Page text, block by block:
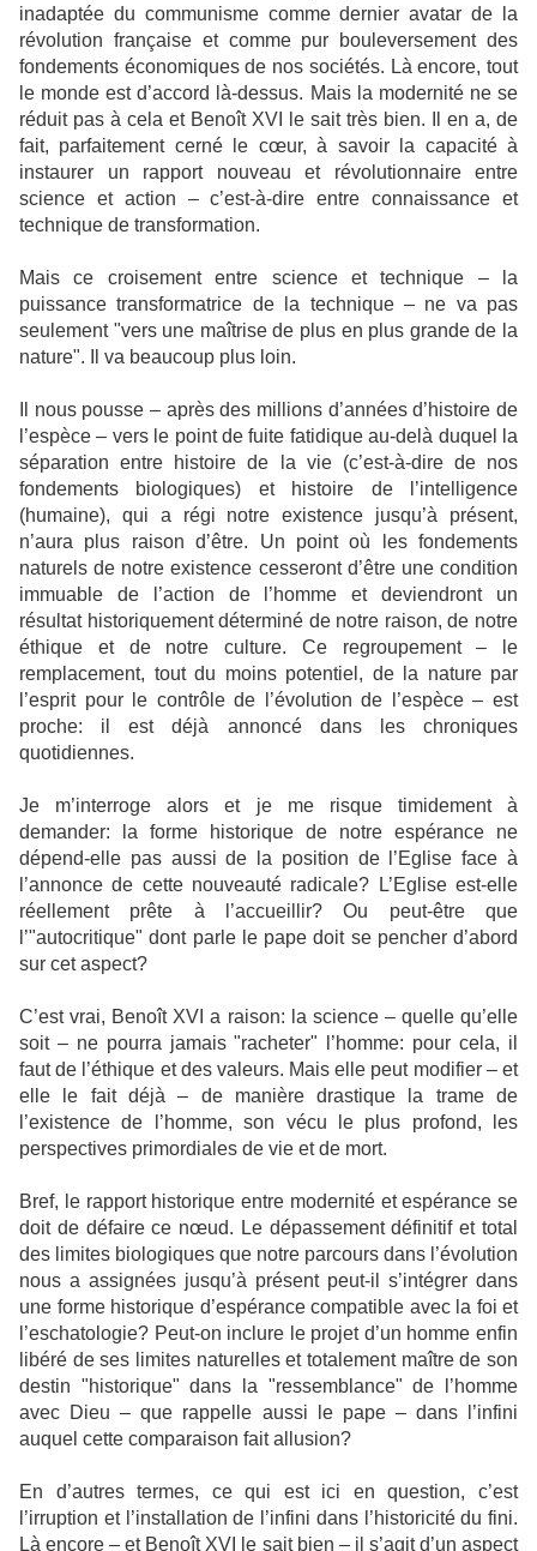
inadaptée du communisme comme dernier avatar de la
révolution française et comme pur bouleversement des
fondements économiques de nos sociétés. Là encore, tout
le monde est d’accord là-dessus. Mais la modernité ne se
réduit pas à cela et Benoît XVI le sait très bien. Il en a, de
fait, parfaitement cerné le cœur, à savoir la capacité à
instaurer un rapport nouveau et révolutionnaire entre
science et action – c’est-à-dire entre connaissance et
technique de transformation.
Mais ce croisement entre science et technique – la
puissance transformatrice de la technique – ne va pas
seulement "vers une maîtrise de plus en plus grande de la
nature". Il va beaucoup plus loin.
Il nous pousse – après des millions d’années d’histoire de
l’espèce – vers le point de fuite fatidique au-delà duquel la
séparation entre histoire de la vie (c’est-à-dire de nos
fondements biologiques) et histoire de l’intelligence
(humaine), qui a régi notre existence jusqu’à présent,
n’aura plus raison d’être. Un point où les fondements
naturels de notre existence cesseront d’être une condition
immuable de l’action de l’homme et deviendront un
résultat historiquement déterminé de notre raison, de notre
éthique et de notre culture. Ce regroupement – le
remplacement, tout du moins potentiel, de la nature par
l’esprit pour le contrôle de l’évolution de l’espèce – est
proche: il est déjà annoncé dans les chroniques
quotidiennes.
Je m’interroge alors et je me risque timidement à
demander: la forme historique de notre espérance ne
dépend-elle pas aussi de la position de l’Eglise face à
l’annonce de cette nouveauté radicale? L’Eglise est-elle
réellement prête à l’accueillir? Ou peut-être que
l’"autocritique" dont parle le pape doit se pencher d’abord
sur cet aspect?
C’est vrai, Benoît XVI a raison: la science – quelle qu’elle
soit – ne pourra jamais "racheter" l’homme: pour cela, il
faut de l’éthique et des valeurs. Mais elle peut modifier – et
elle le fait déjà – de manière drastique la trame de
l’existence de l’homme, son vécu le plus profond, les
perspectives primordiales de vie et de mort.
Bref, le rapport historique entre modernité et espérance se
doit de défaire ce nœud. Le dépassement définitif et total
des limites biologiques que notre parcours dans l’évolution
nous a assignées jusqu’à présent peut-il s’intégrer dans
une forme historique d’espérance compatible avec la foi et
l’eschatologie? Peut-on inclure le projet d’un homme enfin
libéré de ses limites naturelles et totalement maître de son
destin "historique" dans la "ressemblance" de l’homme
avec Dieu – que rappelle aussi le pape – dans l’infini
auquel cette comparaison fait allusion?
En d’autres termes, ce qui est ici en question, c’est
l’irruption et l’installation de l’infini dans l’historicité du fini.
Là encore – et Benoît XVI le sait bien – il s’agit d’un aspect